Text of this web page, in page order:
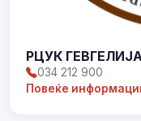
РЦУК
034 212 900
Повеќе